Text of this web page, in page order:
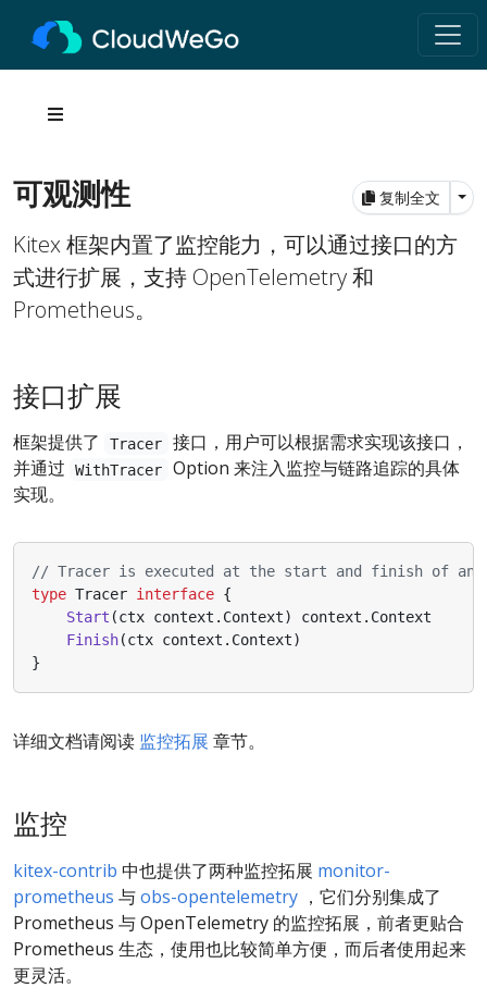
复制全文
可观测性
Kitex 框架内置了监控能力，可以通过接口的方
式进行扩展，支持 OpenTelemetry 和
Prometheus。
接口扩展
框架提供了 Tracer
接口，用户可以根据需求实现该接口，
并通过
WithTracer
Option 来注入监控与链路追踪的具体
实现。
// Tracer is executed at the start and finish of an
type Tracer interface {
Start (ctx context . Context) context . Context
Finish(ctx context . Context)
}
详细文档请阅读 监控拓展 章节。
监控
kitex-contrib 中也提供了两种监控拓展 monitor-
prometheus 与obs-opentelemetry ，它们分别集成了
Prometheus 与 OpenTelemetry 的监控拓展，前者更贴合
Prometheus 生态，使用也比较简单方便，而后者使用起来
更灵活。